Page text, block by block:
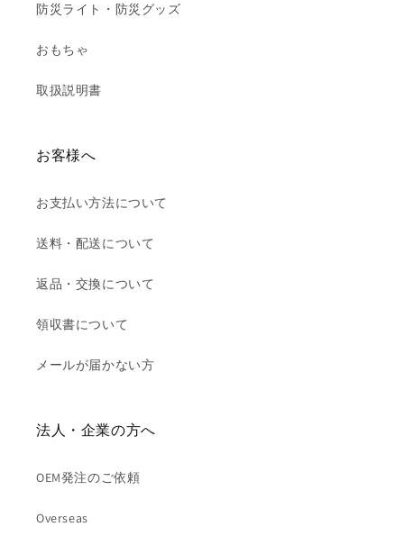
防災ライト・防災グッズ
おもちゃ
取扱説明書
お客様へ
お支払い方法について
送料・配送について
返品・交換について
領収書について
メールが届かない方
法人・企業の方へ
OEM発注のご依頼
Overseas